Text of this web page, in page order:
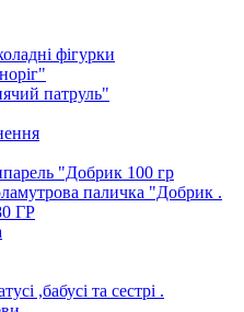
фігурки
патруль"
"Добрик 100 гр
паличка "Добрик .
ГР
,бабусі та сестрі .